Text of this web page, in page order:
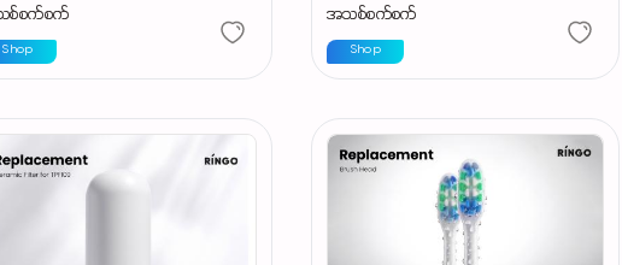
စ်စက်စက်
Shop
အသစ်စက်စက်
Shop